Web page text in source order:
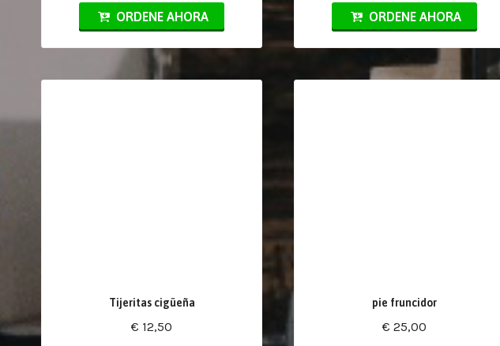
ORDENE AHORA ORDENE AHORA
Tijeritas cigüeña
€ 12,50
pie fruncidor
€ 25,00